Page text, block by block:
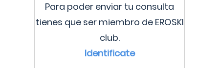
Para poder enviar tu consulta
tienes que ser miembro de EROSKI
club.
Identificate